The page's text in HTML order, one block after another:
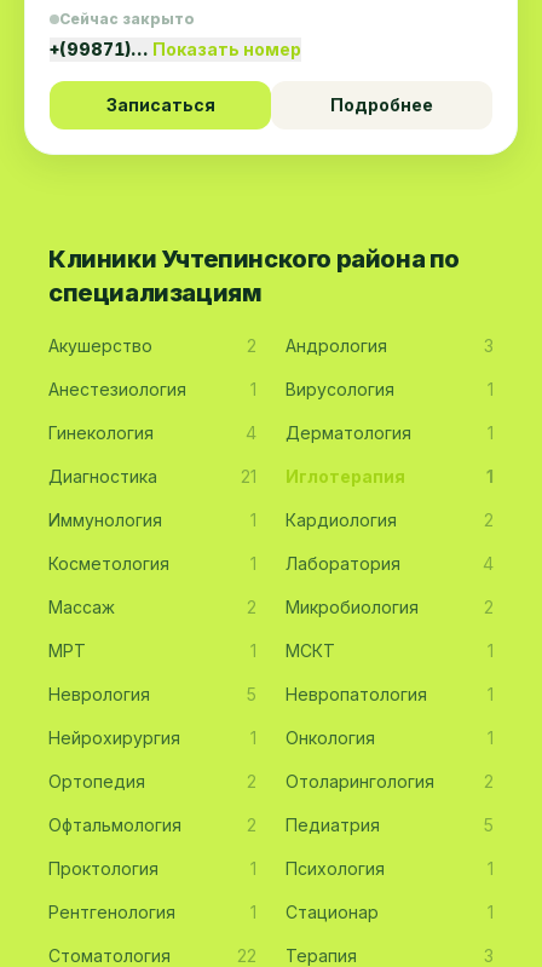
Сейчас закрыто
+(99871)… Показать номер
Записаться Подробнее
Клиники Учтепинского района по
специализациям
Акушерство 2 Андрология 3
Анестезиология 1 Вирусология 1
Гинекология 4 Дерматология 1
Диагностика 21 Иглотерапия 1
Иммунология 1 Кардиология 2
Косметология 1 Лаборатория 4
Массаж 2 Микробиология 2
МРТ 1 МСКТ 1
Неврология 5 Невропатология 1
Нейрохирургия 1 Онкология 1
Ортопедия 2 Отоларингология 2
Офтальмология 2 Педиатрия 5
Проктология 1 Психология 1
Рентгенология 1 Стационар 1
Стоматология 22 Терапия 3